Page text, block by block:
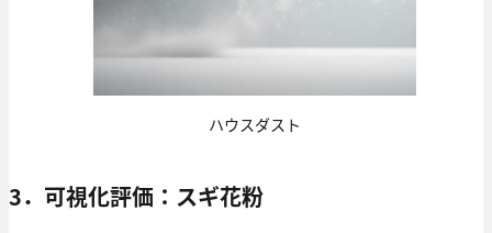
ハウスダスト
3．可視化評価：スギ花粉